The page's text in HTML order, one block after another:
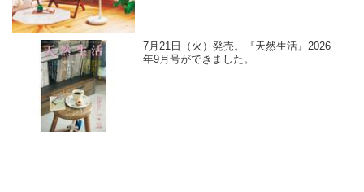
7月21日（火）発売。『天然生活』2026
年9月号ができました。